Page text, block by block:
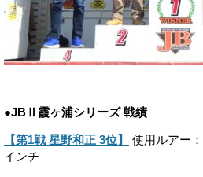
●JBⅡ霞ヶ浦シリーズ 戦績
【第1戦 星野和正 3位】 使用ルアー：
インチ